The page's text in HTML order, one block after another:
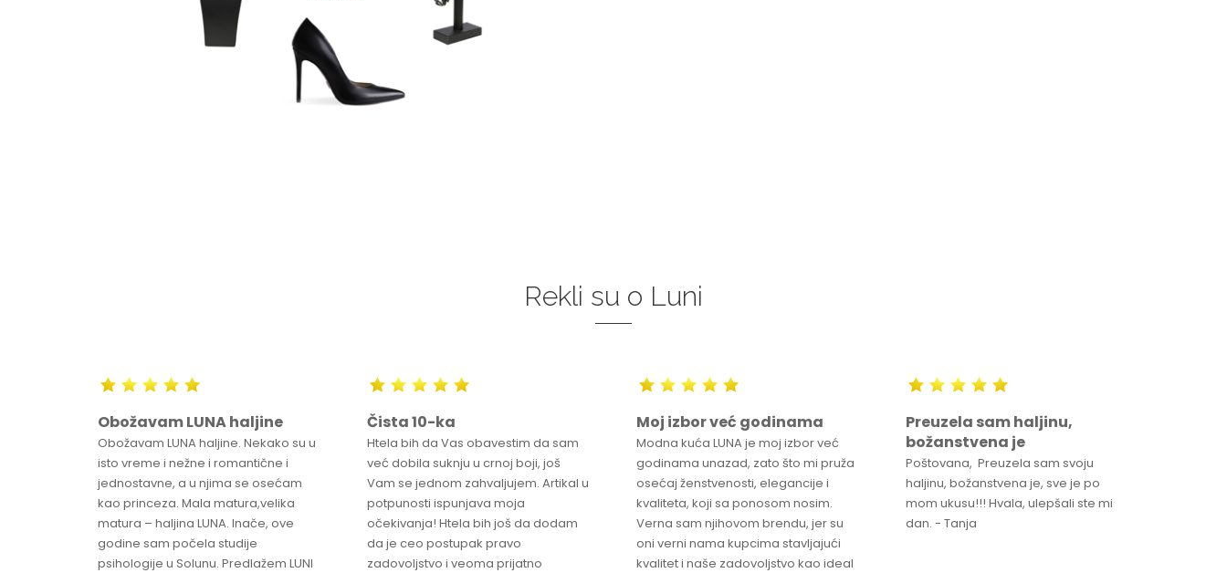
Rekli su o Luni
Obožavam LUNA haljine
Obožavam LUNA haljine. Nekako su u
isto vreme i nežne i romantične i
jednostavne, a u njima se osećam
kao princeza. Mala matura,velika
matura – haljina LUNA. Inače, ove
godine sam počela studije
psihologije u Solunu. Predlažem LUNI
Čista 10-ka
Htela bih da Vas obavestim da sam
već dobila suknju u crnoj boji, još
Vam se jednom zahvaljujem. Artikal u
potpunosti ispunjava moja
očekivanja! Htela bih još da dodam
da je ceo postupak pravo
zadovoljstvo i veoma prijatno
Moj izbor već godinama
Modna kuća LUNA je moj izbor već
godinama unazad, zato što mi pruža
osećaj ženstvenosti, elegancije i
kvaliteta, koji sa ponosom nosim.
Verna sam njihovom brendu, jer su
oni verni nama kupcima stavljajući
kvalitet i naše zadovoljstvo kao ideal
Preuzela sam haljinu,
božanstvena je
Poštovana, Preuzela sam svoju
haljinu, božanstvena je, sve je po
mom ukusu!!! Hvala, ulepšali ste mi
dan. - Tanja